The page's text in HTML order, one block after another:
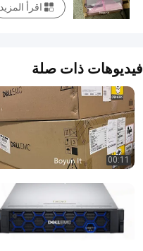
اقرأ المزيد
فيديوهات ذات صلة
00:11